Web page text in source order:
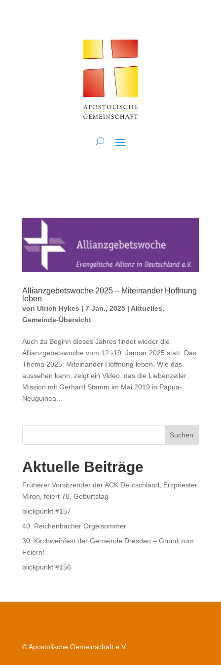
Allianzgebetswoche 2025 – Miteinander Hoffnung
leben
von Ulrich Hykes | 7 Jan., 2025| Aktuelles,
Gemeinde-Übersicht
Auch zu Beginn dieses Jahres findet wieder die
Allianzgebetswoche vom 12.-19. Januar 2025 statt. Das
Thema 2025: Miteinander Hoffnung leben. Wie das
aussehen kann, zeigt ein Video. das die Lieben­zeller
Mission mit Gerhard Stamm im Mai 2019 in Pa­pua-
Neuguinea...
Suchen
Aktuelle Beiträge
Früherer Vorsitzender der ACK Deutschland, Erzpriester
Miron, feiert 70. Geburtstag
blickpunkt #157
40. Reichenbacher Orgelsommer
30. Kirchweihfest der Gemeinde Dresden – Grund zum
Feiern!
blickpunkt #156
© Apostolische Gemeinschaft e.V.